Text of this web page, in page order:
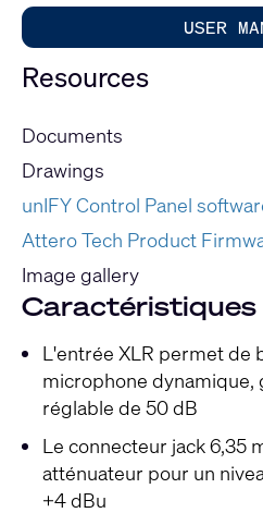
USER
Resources
Documents
Drawings
unIFY Control Panel
Attero Tech Product
Image gallery
Caractéristiques
L'entrée XLR permet de
microphone dynamique,
réglable de 50 dB
Le connecteur jack 6,35
atténuateur pour un
+4 dBu